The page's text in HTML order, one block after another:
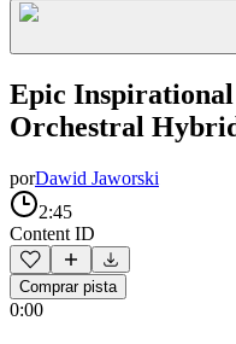
Epic
Orchestral
porDawid Jaworski
2:45
Content ID
Comprar pista
0:00